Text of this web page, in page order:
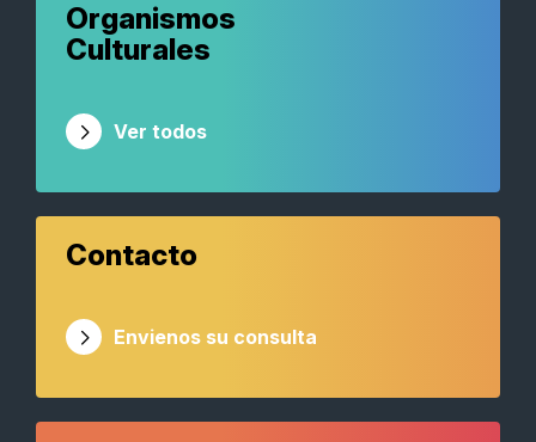
Organismos
Culturales
Ver todos
Contacto
Envienos su consulta